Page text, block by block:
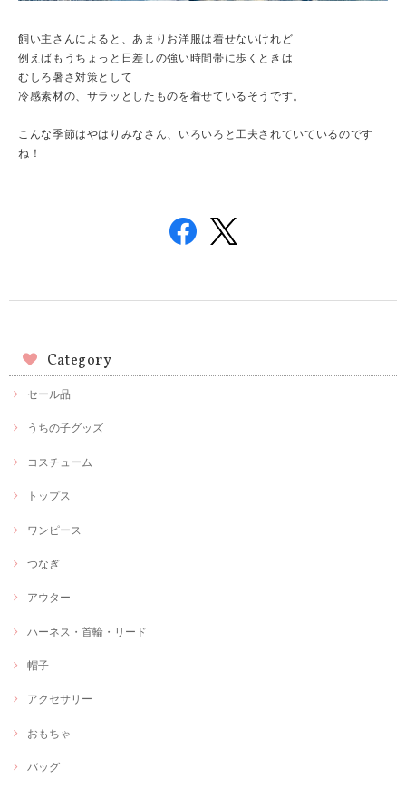
飼い主さんによると、あまりお洋服は着せないけれど
例えばもうちょっと日差しの強い時間帯に歩くときは
むしろ暑さ対策として
冷感素材の、サラッとしたものを着せているそうです。
こんな季節はやはりみなさん、いろいろと工夫されていているのです
ね！
Category
セール品
うちの子グッズ
コスチューム
トップス
ワンピース
つなぎ
アウター
ハーネス・首輪・リード
帽子
アクセサリー
おもちゃ
バッグ